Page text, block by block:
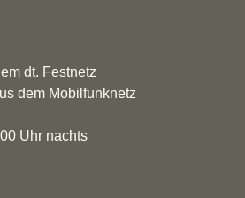
dt. Festnetz
dem Mobilfunknetz
Uhr nachts